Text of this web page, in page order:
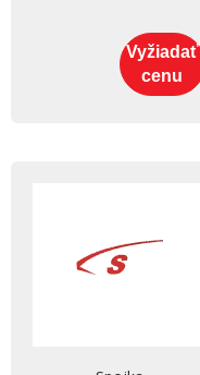
Vyžiadať
cenu